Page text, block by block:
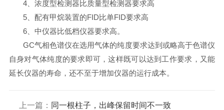
4、浓度型检测器比质量型检测器要求高
5、配有甲烷装置的FID比单FID要求高
6、中仪器比低档仪器要求高。
GC气相色谱仪在选用气体的纯度要求达到或略高于色谱仪
自身对气体纯度的要求即可，这样既可以达到工作要求，又能
延长仪器的寿命，还不至于增加仪器的运行成本。
上一篇： 同一根柱子，出峰保留时间不一致